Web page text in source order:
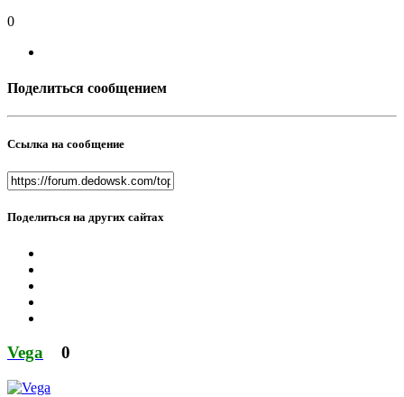
0
Поделиться сообщением
Ссылка на сообщение
Поделиться на других сайтах
Vega 0